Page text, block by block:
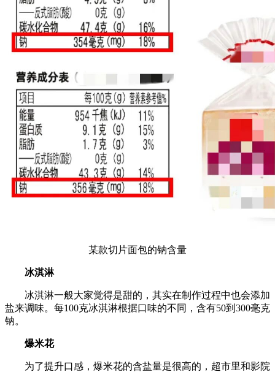
某款切片面包的钠含量
冰淇淋
冰淇淋一般大家觉得是甜的，其实在制作过程中也会添加
盐来调味。每100克冰淇淋根据口味的不同，含有50到300毫克
钠。
爆米花
为了提升口感，爆米花的含盐量是很高的，超市里和影院